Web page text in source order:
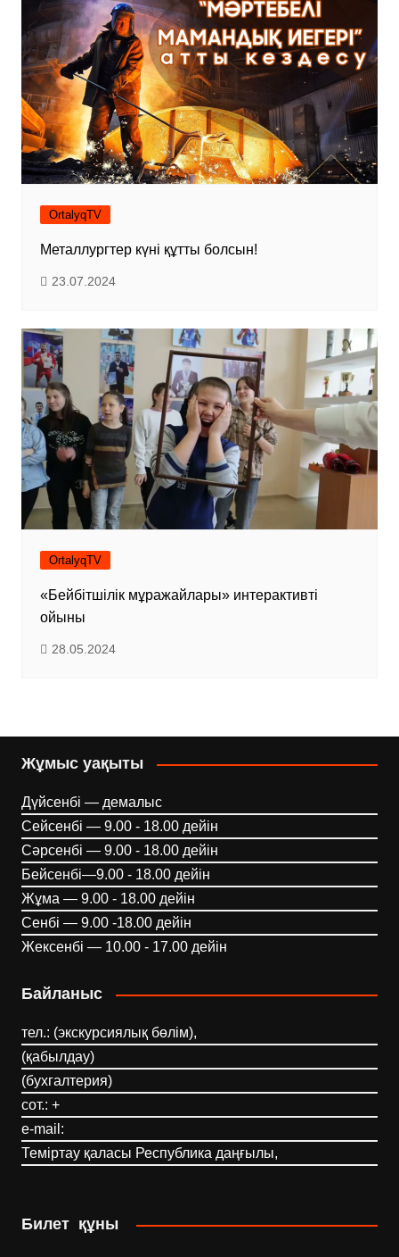
OrtalyqTV
Металлургтер күні құтты болсын!
23.07.2024
OrtalyqTV
«Бейбітшілік мұражайлары» интерактивті
ойыны
28.05.2024
Жұмыс уақыты
Дүйсенбі — демалыс
Сейсенбі — 9.00 - 18.00 дейін
Сәрсенбі — 9.00 - 18.00 дейін
Бейсенбі—9.00 - 18.00 дейін
Жұма — 9.00 - 18.00 дейін
Сенбі — 9.00 -18.00 дейін
Жексенбі — 10.00 - 17.00 дейін
Байланыс
тел.: (экскурсиялық бөлім),
(қабылдау)
(бухгалтерия)
сот.: +
e-mail:
Теміртау қаласы Республика даңғылы,
Билет құны